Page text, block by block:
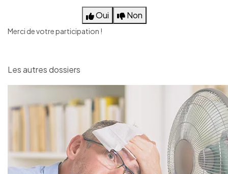
Oui Non
Merci de votre participation !
Les autres dossiers